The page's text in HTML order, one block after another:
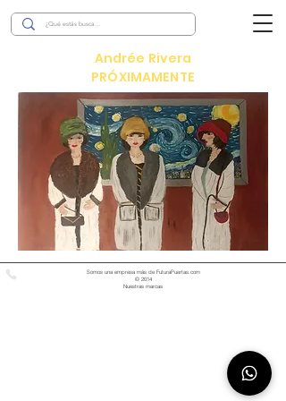
Andrée Rivera
PRÓXIMAMENTE
Somos una empresa más de FuturaPuertas.com
© 2014
Nuestras marcas